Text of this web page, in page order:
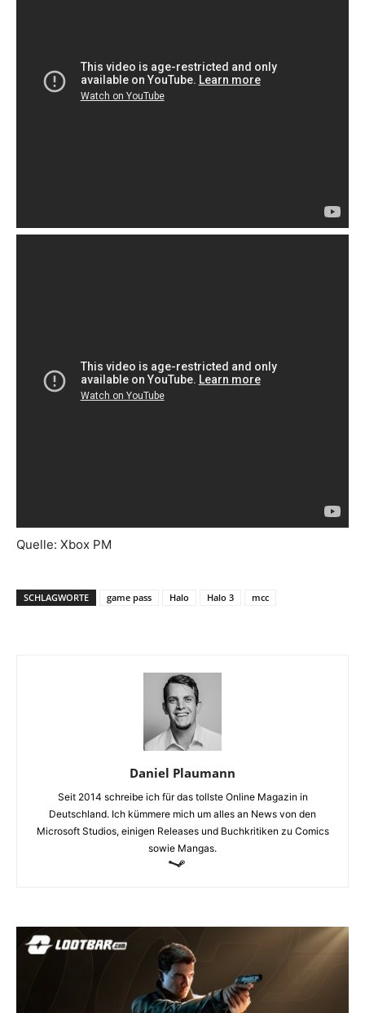
Quelle: Xbox PM
SCHLAGWORTE game pass Halo Halo 3 mcc
Daniel Plaumann
Seit 2014 schreibe ich für das tollste Online Magazin in
Deutschland. Ich kümmere mich um alles an News von den
Microsoft Studios, einigen Releases und Buchkritiken zu Comics
sowie Mangas.